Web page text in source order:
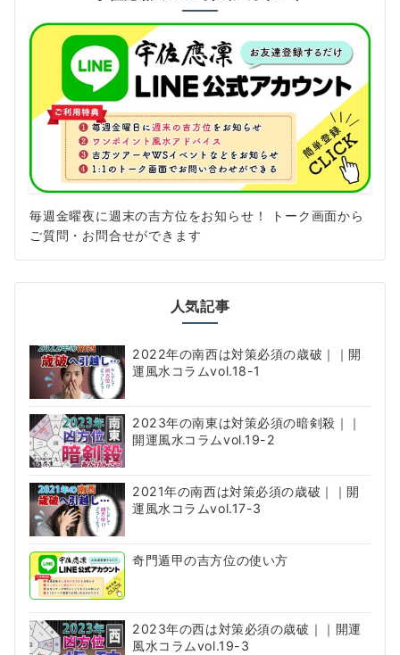
毎週金曜夜に週末の吉方位をお知らせ！ トーク画面から
ご質問・お問合せができます
人気記事
2022年の南西は対策必須の歳破｜｜開
運風水コラムvol.18-1
2023年の南東は対策必須の暗剣殺｜｜
開運風水コラムvol.19-2
2021年の南西は対策必須の歳破｜｜開
運風水コラムvol.17-3
奇門遁甲の吉方位の使い方
2023年の西は対策必須の歳破｜｜開運
風水コラムvol.19-3